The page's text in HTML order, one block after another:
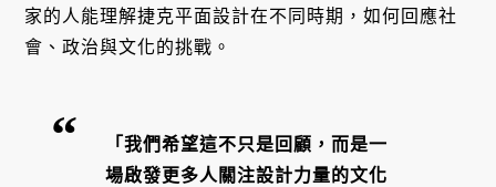
家的人能理解捷克平面設計在不同時期，如何回應社
會、政治與文化的挑戰。
「我們希望這不只是回顧，而是一
場啟發更多人關注設計力量的文化